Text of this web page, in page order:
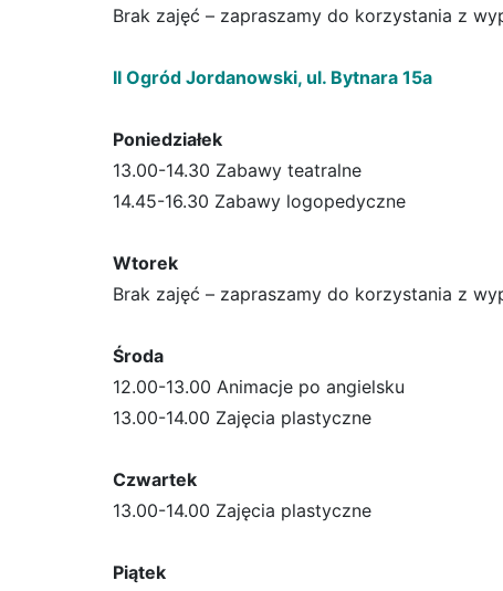
Brak zajęć – zapraszamy do korzystania z
II Ogród Jordanowski, ul. Bytnara 15a
Poniedziałek
13.00-14.30 Zabawy teatralne
14.45-16.30 Zabawy logopedyczne
Wtorek
Brak zajęć – zapraszamy do korzystania z
Środa
12.00-13.00 Animacje po angielsku
13.00-14.00 Zajęcia plastyczne
Czwartek
13.00-14.00 Zajęcia plastyczne
Piątek